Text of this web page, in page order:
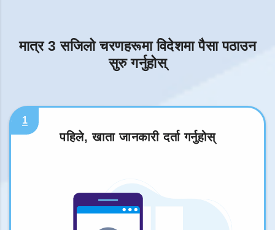
मात्र 3 सजिलो चरणहरूमा विदेशमा पैसा पठाउन
सुरु गर्नुहोस्
1
पहिले, खाता जानकारी दर्ता गर्नुहोस्